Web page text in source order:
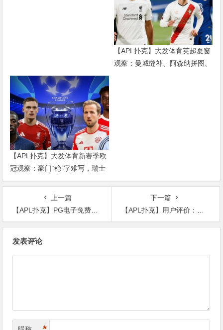
【APL扑克】大发体育英超夏窗
观察：曼城缝补、阿森纳拼图、
【APL扑克】大发体育新赛季欧
冠观察：豪门“稳”字难写，瑞士
轮赛制让每一场都变成生死
上一篇
【APL扑克】PG电子免费旋转（Free Spins）是什么？全面了解免费游戏机制与触发方式
下一篇
【APL扑克】用户评价：在大发体育玩了三年的真实感受
发表评论